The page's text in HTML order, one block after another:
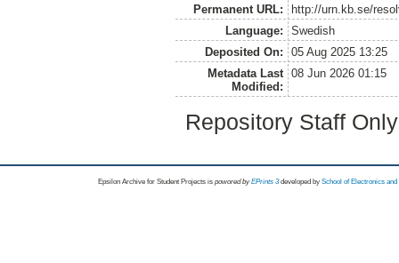
Permanent URL:
http://urn.kb.se/
Language:
Swedish
Deposited On:
05 Aug 2025 13:25
Metadata Last
Modified:
08 Jun 2026 01:15
Repository Staff
Epsilon Archive for Student Projects is powored byEPrints 3 developed by School of Electronics